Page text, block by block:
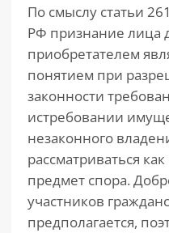
По смыслу статьи
РФ признание лица
приобретателем
понятием при
законности
истребовании
незаконного
рассматриваться
предмет спора.
участников
предполагается,